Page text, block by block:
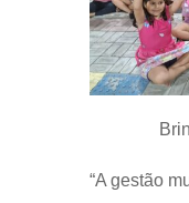
“A gestão